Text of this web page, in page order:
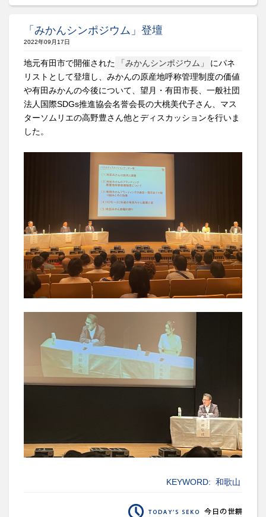
「みかんシンポジウム」登壇
2022年09月17日
地元有田市で開催された 「みかんシンポジウム」
にパネ
リストとして登壇し、みかんの原産地呼称管理制度の価値
や有田みかんの今後について、望月・有田市長、一般社団
法人国際SDGs推進協会名誉会長の大桃美代子さん、マス
ターソムリエの高野豊さん他とディスカッションを行いま
した。
KEYWORD: 和歌山